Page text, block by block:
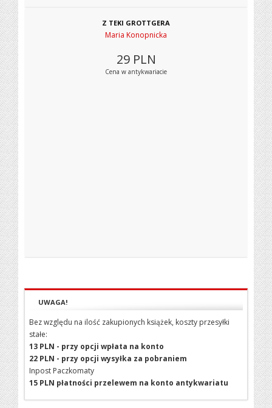
Z TEKI GROTTGERA
Maria Konopnicka
29 PLN
Cena w antykwariacie
UWAGA!
Bez względu na ilość zakupionych książek, koszty przesyłki
stałe:
13 PLN - przy opcji wpłata na konto
22 PLN - przy opcji wysyłka za pobraniem
Inpost Paczkomaty
15 PLN płatności przelewem na konto antykwariatu